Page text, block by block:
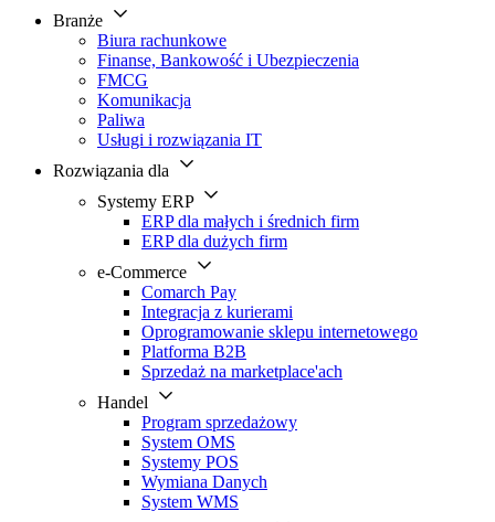
Branże
Biura rachunkowe
Finanse, Bankowość i Ubezpieczenia
FMCG
Komunikacja
Paliwa
Usługi i rozwiązania IT
Rozwiązania dla
Systemy ERP
ERP dla małych i średnich firm
ERP dla dużych firm
e-Commerce
Comarch Pay
Integracja z kurierami
Oprogramowanie sklepu internetowego
Platforma B2B
Sprzedaż na marketplace'ach
Handel
Program sprzedażowy
System OMS
Systemy POS
Wymiana Danych
System WMS